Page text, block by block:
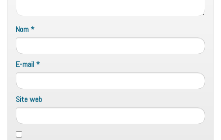
Nom*
E-mail*
Site web